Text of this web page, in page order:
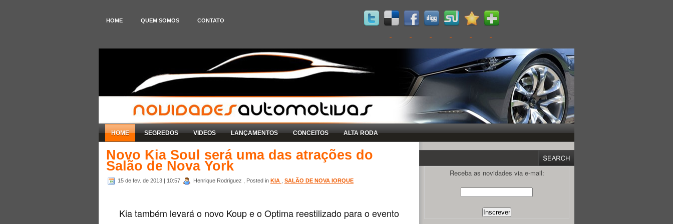
HOME QUEM SOMOS CONTATO
HOME SEGREDOS VIDEOS LANÇAMENTOS CONCEITOS ALTA RODA
Novo Kia Soul será uma das atrações do
Salão de Nova York
15 de fev. de 2013 | 10:57 Henrique Rodriguez , Posted in KIA SALÃO DE NOVA IORQUE
Kia também levará o novo Koup e o Optima reestilizado para o evento
Receba as novidades via e-mail: